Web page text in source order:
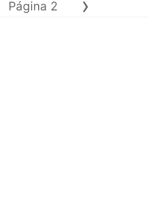
Página 2